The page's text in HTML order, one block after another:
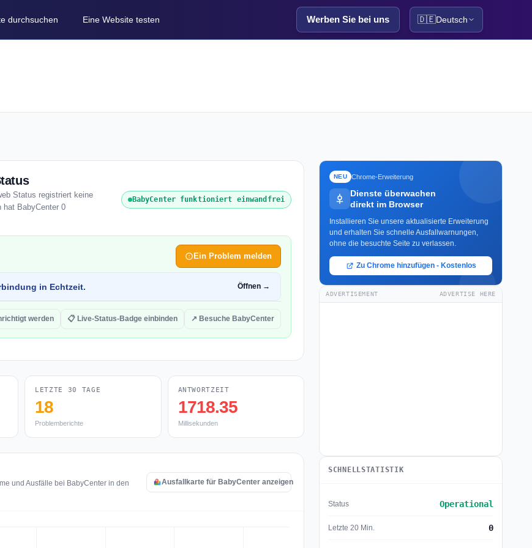
durchsuchen Eine Website testen Werben Sie bei uns 🇩🇪Deutsch
Status registriert keine
hat BabyCenter 0
BabyCenter funktioniert einwandfrei
Ein Problem melden
in Echtzeit. Öffnen →
werden 📋 Live-Status-Badge einbinden ↗ Besuche BabyCenter
LETZTE 30 TAGE
18
Problemberichte
ANTWORTZEIT
1718.35
Millisekunden
und Ausfälle bei BabyCenter in den
Ausfallkarte für BabyCenter anzeigen
NEU Chrome-Erweiterung
Dienste überwachen
direkt im Browser
Installieren Sie unsere aktualisierte Erweiterung
und erhalten Sie schnelle Ausfallwarnungen,
ohne die besuchte Seite zu verlassen.
Zu Chrome hinzufügen - Kostenlos
ADVERTISEMENT ADVERTISE HERE
SCHNELLSTATISTIK
Status Operational
Letzte 20 Min. 0